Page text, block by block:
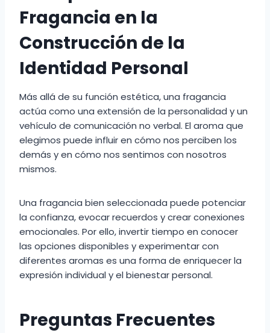
Fragancia en la
Construcción de la
Identidad Personal
Más allá de su función estética, una fragancia
actúa como una extensión de la personalidad y un
vehículo de comunicación no verbal. El aroma que
elegimos puede influir en cómo nos perciben los
demás y en cómo nos sentimos con nosotros
mismos.
Una fragancia bien seleccionada puede potenciar
la confianza, evocar recuerdos y crear conexiones
emocionales. Por ello, invertir tiempo en conocer
las opciones disponibles y experimentar con
diferentes aromas es una forma de enriquecer la
expresión individual y el bienestar personal.
Preguntas Frecuentes